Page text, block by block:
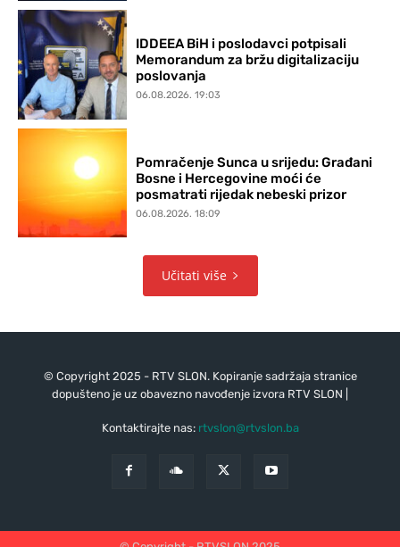
IDDEEA BiH i poslodavci potpisali
Memorandum za bržu digitalizaciju
poslovanja
06.08.2026. 19:03
Pomračenje Sunca u srijedu: Građani
Bosne i Hercegovine moći će
posmatrati rijedak nebeski prizor
06.08.2026. 18:09
Učitati više
© Copyright 2025 - RTV SLON. Kopiranje sadržaja stranice
dopušteno je uz obavezno navođenje izvora RTV SLON |
Kontaktirajte nas: rtvslon@rtvslon.ba